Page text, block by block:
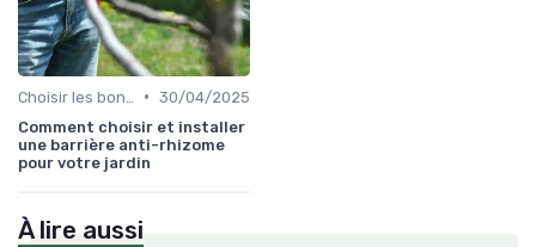
• 30/04/2025
Comment choisir et installer
une barrière anti-rhizome
pour votre jardin
À lire aussi